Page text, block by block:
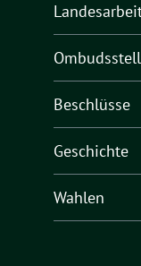
Beschlüsse
Geschichte
Wahlen